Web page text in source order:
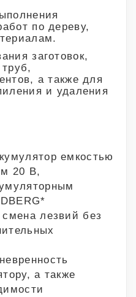
по дереву,
заготовок,
а также для
и удаления
емкостью
20 В,
лезвий без
а также